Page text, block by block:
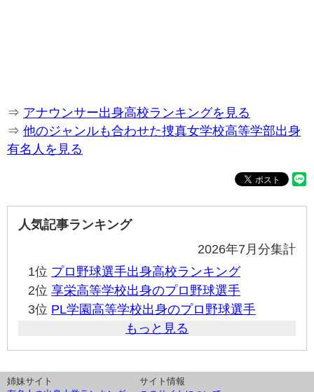
⇒ アナウンサー出身高校ランキングを見る
⇒ 他のジャンルも合わせた捜真女学校高等学部出身
有名人を見る
人気記事ランキング
2026年7月分集計
1位 プロ野球選手出身高校ランキング
2位 享栄高等学校出身のプロ野球選手
3位 PL学園高等学校出身のプロ野球選手
もっと見る
姉妹サイト
サイト情報